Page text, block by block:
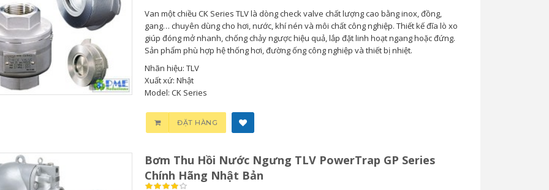
Van một chiều CK Series TLV là dòng check valve chất lượng cao bằng inox, đồng,
gang… chuyên dùng cho hơi, nước, khí nén và môi chất công nghiệp. Thiết kế đĩa lò xo
giúp đóng mở nhanh, chống chảy ngược hiệu quả, lắp đặt linh hoạt ngang hoặc đứng.
Sản phẩm phù hợp hệ thống hơi, đường ống công nghiệp và thiết bị nhiệt.
Nhãn hiệu: TLV
Xuất xứ: Nhật
Model: CK Series
ĐẶT HÀNG
Bơm Thu Hồi Nước Ngưng TLV PowerTrap GP Series
Chính Hãng Nhật Bản
0
Bơm Thu Hồi Nước